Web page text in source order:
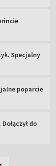
Specjalny
poparcie
do